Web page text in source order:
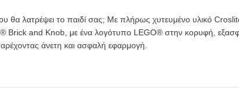
θα λατρέψει το παιδί σας; Με πλήρως χυτευμένο υλικό
Brick and Knob, με ένα λογότυπο LEGO® στην κορυφή,
άνετη και ασφαλή εφαρμογή.